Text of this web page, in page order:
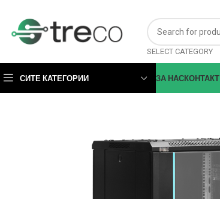
SELECT CATEGORY
СИТЕ КАТЕГОРИИ ЗА НАСКОНТАКТ